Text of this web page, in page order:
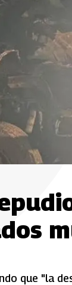
que "la